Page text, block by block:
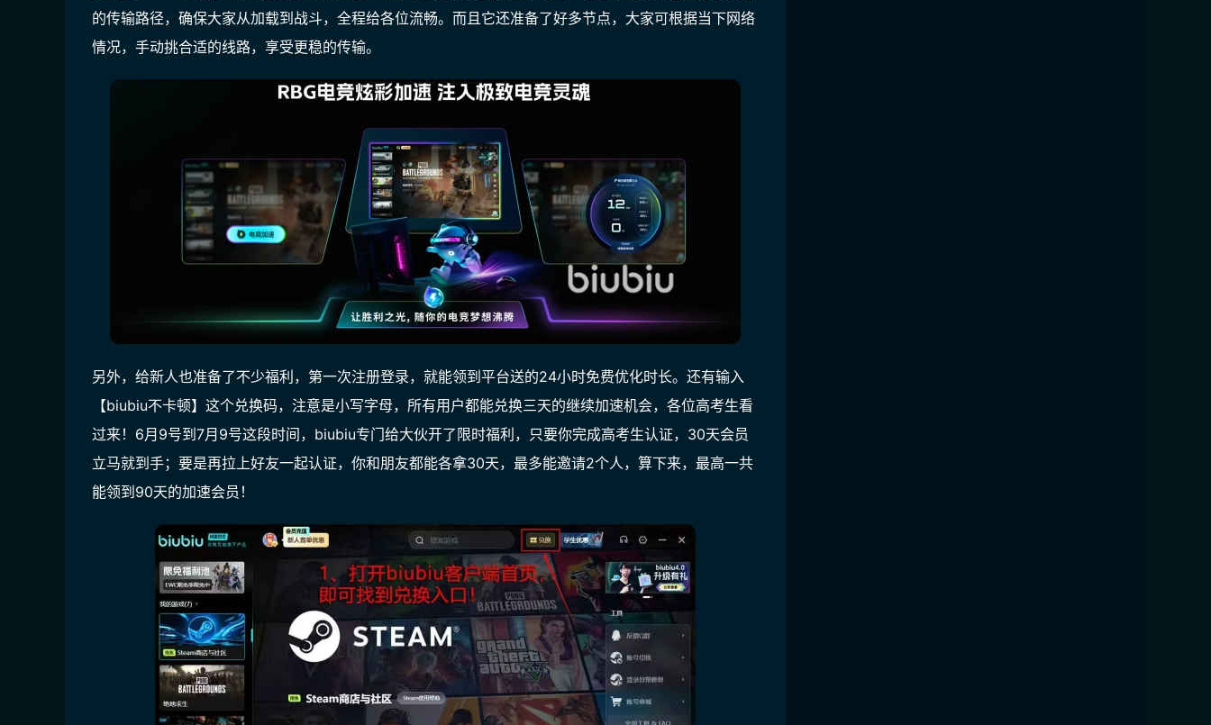
的传输路径，确保大家从加载到战斗，全程给各位流畅。而且它还准备了好多节点，大家可根据当下网络
情况，手动挑合适的线路，享受更稳的传输。
另外，给新人也准备了不少福利， 第一次注册登录，就能领到平台送的24小时免费优化时长。还有输入
【biubiu不卡顿】这个兑换码，注意是小写字母，所有用户都能兑换三天的继续加速机会，各位高考生看
过来！6月9号到7月9号这段时间，biubiu专门给大伙开了限时福利，只要你完成高考生认证，30天会员
立马就到手；要是再拉上好友一起认证，你和朋友都能各拿30天，最多能邀请2个人，算下来，最高一共
能领到90天的加速会员 ！